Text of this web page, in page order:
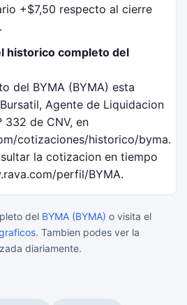
+$7,50 respecto al cierre
historico completo del
del BYMA (BYMA) esta
Agente de Liquidacion
332 de CNV, en
cotizaciones/historico/byma.
la cotizacion en tiempo
perfil/BYMA.
del BYMA (BYMA) o visita el
. Tambien podes ver la
diariamente.